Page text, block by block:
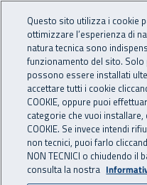
INAIL -
Navigazione - Ti
Home Inail comunica
23 maggio 2017
Questo sito utilizza i cookie
ottimizzare l’esperienza di
natura tecnica sono
funzionamento del sito. Solo
possono essere installati
accettare tutti i cookie
COOKIE, oppure puoi
categorie che vuoi installare,
COOKIE. Se invece intendi
non tecnici, puoi farlo
NON TECNICI o chiudendo il
consulta la nostra